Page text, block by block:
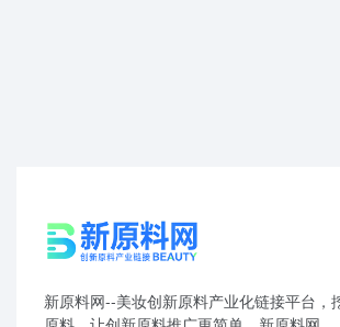
新原料网--美妆创新原料产业化链接平台，